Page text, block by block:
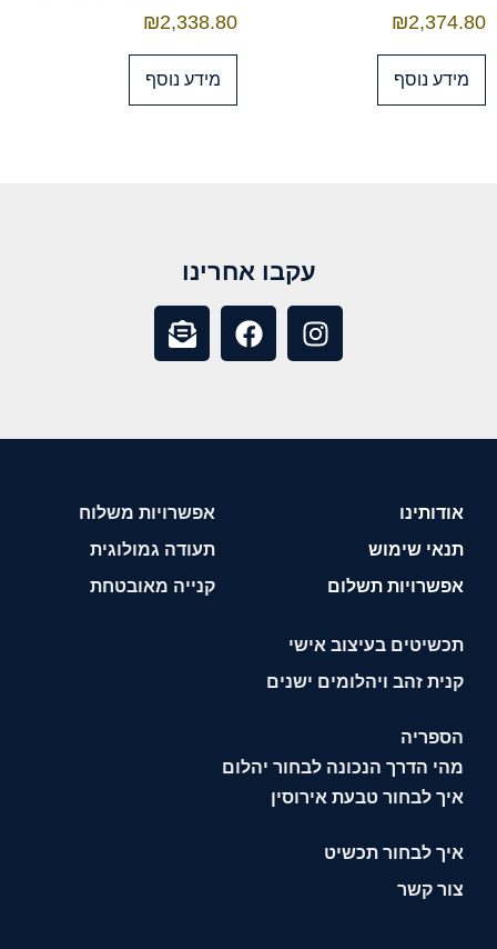
₪2,374.80
מידע נוסף
₪2,338.80
מידע נוסף
עקבו אחרינו
אודותינו
תנאי שימוש
אפשרויות תשלום
אפשרויות משלוח
תעודה גמולוגית
קנייה מאובטחת
תכשיטים בעיצוב אישי
קנית זהב ויהלומים ישנים
הספריה
מהי הדרך הנכונה לבחור יהלום
איך לבחור טבעת אירוסין
איך לבחור תכשיט
צור קשר